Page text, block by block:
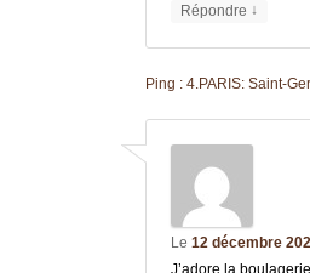
Répondre ↓
Ping : 4.PARIS: Saint-
Le 12 décembre
J’adore la